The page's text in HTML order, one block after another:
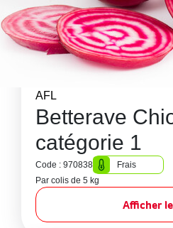
AFL
Betterave
catégorie 1
Code : 970838
Frais
Par colis de 5 kg
Afficher